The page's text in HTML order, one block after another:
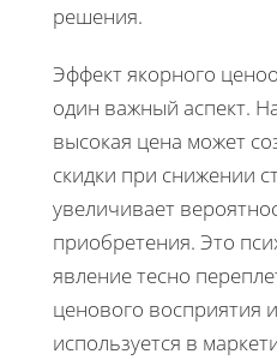
решения.
Эффект якорного
один важный аспект.
высокая цена может
скидки при снижении
увеличивает
приобретения. Это
явление тесно
ценового восприятия
используется в